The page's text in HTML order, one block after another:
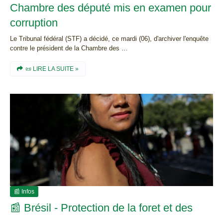
Chambre des député mis en examen pour
corruption
Le Tribunal fédéral (STF) a décidé, ce mardi (06), d'archiver l'enquête
contre le président de la Chambre des …
📜 LIRE LA SUITE »
📰 Infos
📰 Brésil - Protection de la foret et des